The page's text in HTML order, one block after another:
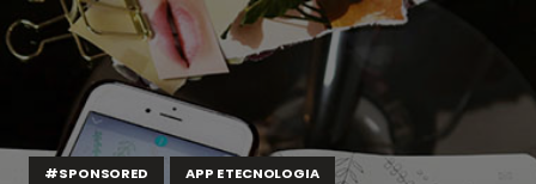
#SPONSORED APP E TECNOLOGIA